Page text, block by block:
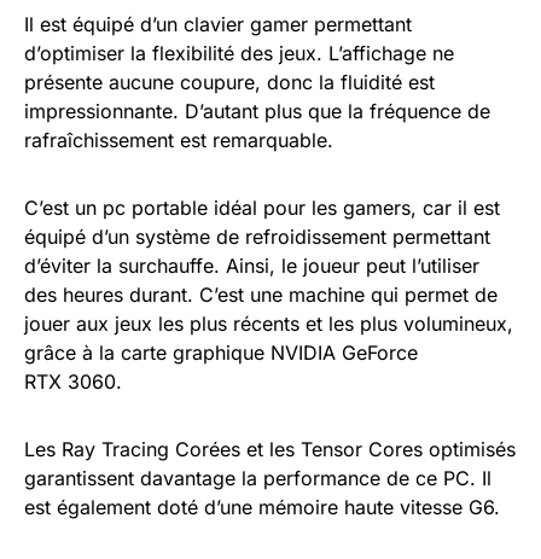
Il est équipé d’un clavier gamer permettant
d’optimiser la flexibilité des jeux. L’affichage ne
présente aucune coupure, donc la fluidité est
impressionnante. D’autant plus que la fréquence de
rafraîchissement est remarquable.
C’est un pc portable idéal pour les gamers, car il est
équipé d’un système de refroidissement permettant
d’éviter la surchauffe. Ainsi, le joueur peut l’utiliser
des heures durant. C’est une machine qui permet de
jouer aux jeux les plus récents et les plus volumineux,
grâce à la carte graphique NVIDIA GeForce
RTX 3060.
Les Ray Tracing Corées et les Tensor Cores optimisés
garantissent davantage la performance de ce PC. Il
est également doté d’une mémoire haute vitesse G6.